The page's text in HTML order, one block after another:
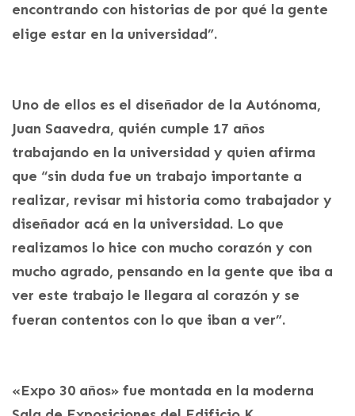
encontrando con historias de por qué la gente
elige estar en la universidad”.
Uno de ellos es el diseñador de la Autónoma,
Juan Saavedra, quién cumple 17 años
trabajando en la universidad y quien afirma
que “sin duda fue un trabajo importante a
realizar, revisar mi historia como trabajador y
diseñador acá en la universidad. Lo que
realizamos lo hice con mucho corazón y con
mucho agrado, pensando en la gente que iba a
ver este trabajo le llegara al corazón y se
fueran contentos con lo que iban a ver”.
«Expo 30 años» fue montada en la moderna